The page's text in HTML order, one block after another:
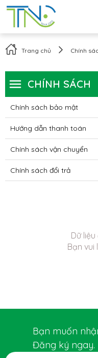
Trang chủ Chính
CHÍNH SÁCH
Chính sách bảo mật
Hướng dẫn thanh toán
Chính sách vận chuyển
Chính sách đổi trả
Dữ
Bạn vui
Bạn muốn
Đăng ký ngay.